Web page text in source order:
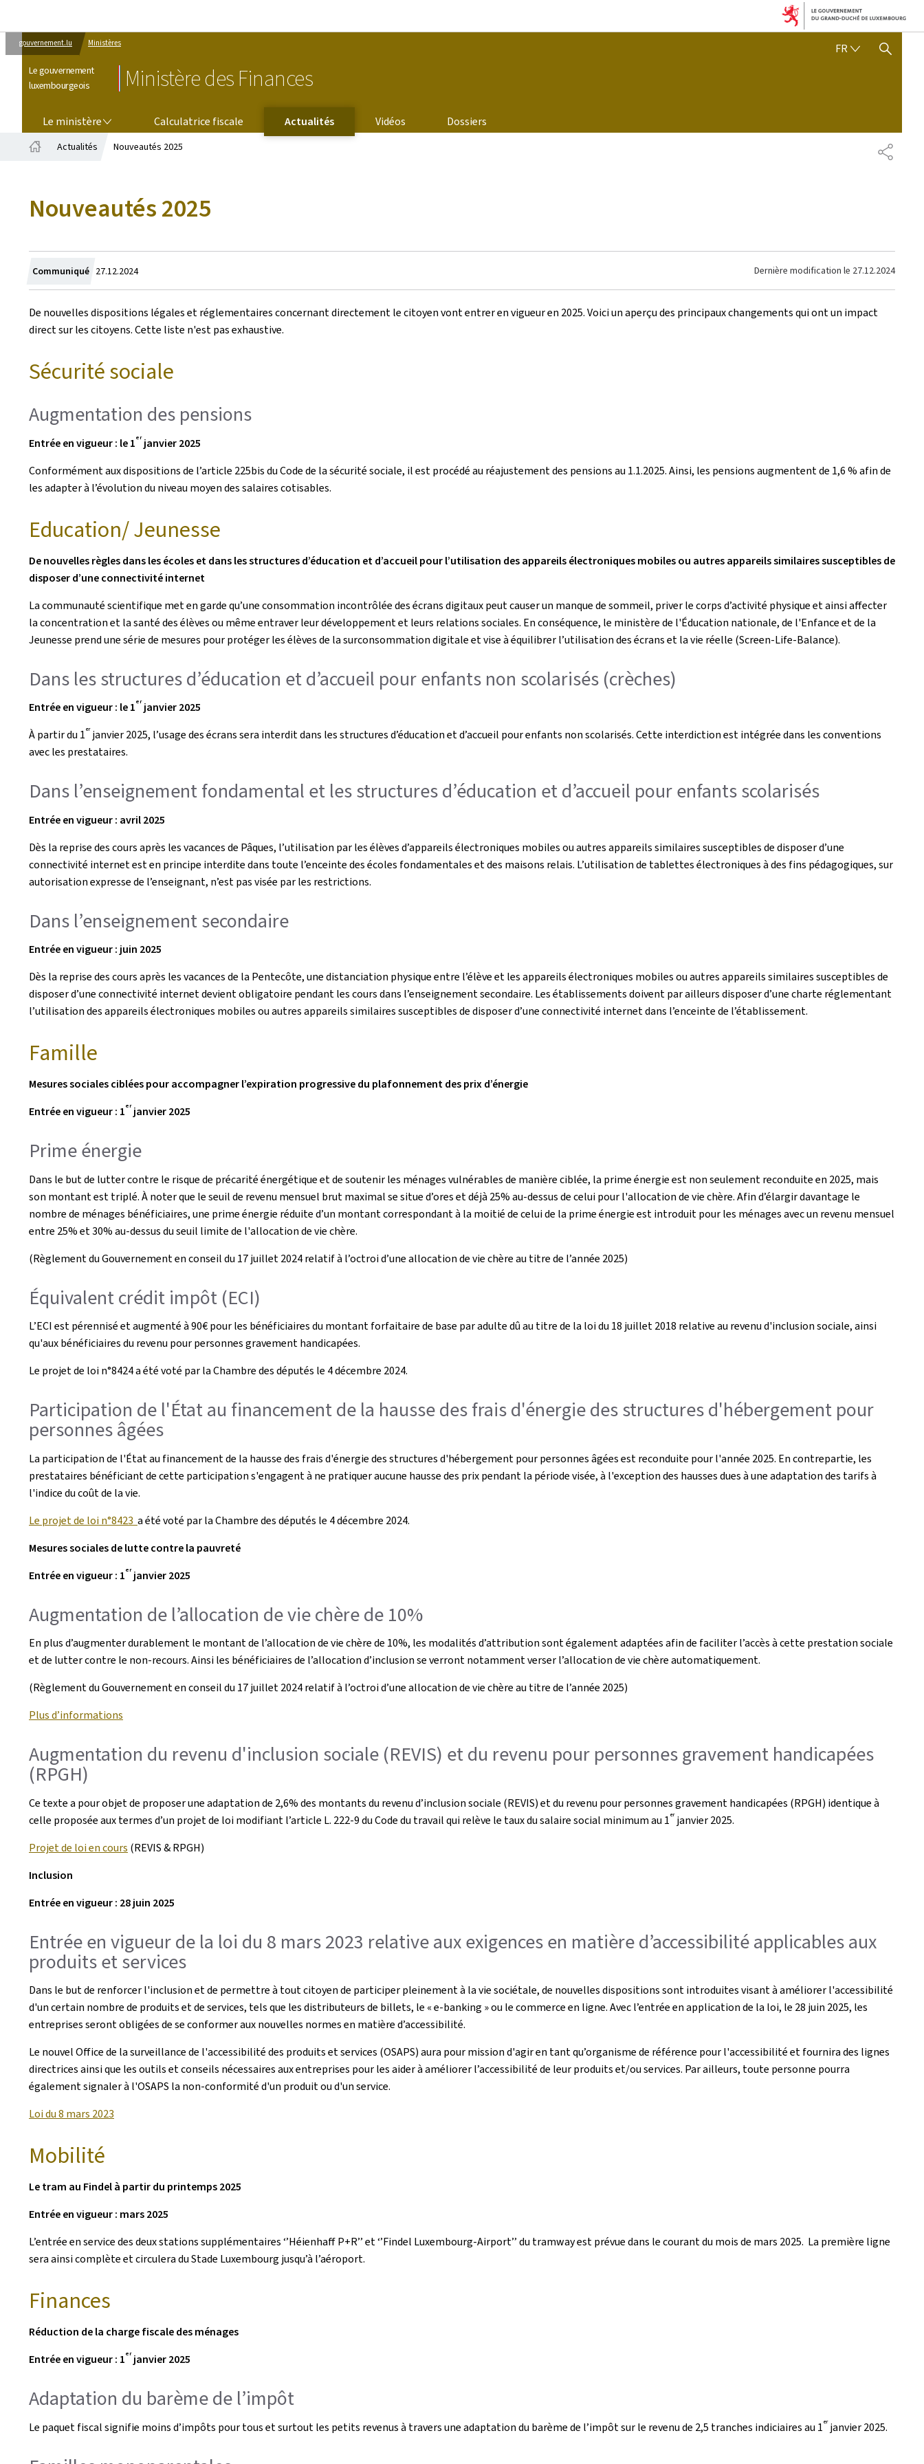
gouvernement.lu Ministères
Le gouvernement
luxembourgeois
Ministère des Finances
FRFRANÇAIS
AFFICHER / MASQUER
Le ministère Calculatrice fiscale Actualités Vidéos
Dossiers
Actualités Nouveautés 2025
Nouveautés 2025
Communiqué Crée
le
27.12.2024 Dernière modification le 27.12.2024
De nouvelles dispositions légales et réglementaires concernant directement le citoyen vont entrer en vigueur en 2025. Voici un aperçu des principaux changements qui ont un impact
direct sur les citoyens. Cette liste n'est pas exhaustive.
Sécurité sociale
Augmentation des pensions
Entrée en vigueur : le 1er janvier 2025
Conformément aux dispositions de l’article 225bis du Code de la sécurité sociale, il est procédé au réajustement des pensions au 1.1.2025. Ainsi, les pensions augmentent de 1,6 % afin de
les adapter à l’évolution du niveau moyen des salaires cotisables.
Education/ Jeunesse
De nouvelles règles dans les écoles et dans les structures d’éducation et d’accueil pour l’utilisation des appareils électroniques mobiles ou autres appareils similaires susceptibles de
disposer d’une connectivité internet
La communauté scientifique met en garde qu’une consommation incontrôlée des écrans digitaux peut causer un manque de sommeil, priver le corps d’activité physique et ainsi affecter
la concentration et la santé des élèves ou même entraver leur développement et leurs relations sociales. En conséquence, le ministère de l'Éducation nationale, de l'Enfance et de la
Jeunesse prend une série de mesures pour protéger les élèves de la surconsommation digitale et vise à équilibrer l’utilisation des écrans et la vie réelle (Screen-Life-Balance).
Dans les structures d’éducation et d’accueil pour enfants non scolarisés (crèches)
Entrée en vigueur : le 1er janvier 2025
À partir du 1er janvier 2025, l’usage des écrans sera interditdans les structures d’éducation et d’accueil pour enfants non scolarisés. Cette interdiction est intégrée dans les conventions
avec les prestataires.
Dans l’enseignement fondamental et les structures d’éducation et d’accueil pour enfants scolarisés
Entrée en vigueur : avril 2025
Dès la reprise des cours après les vacances de Pâques, l’utilisation par les élèves d’appareils électroniques mobiles ou autres appareils similaires susceptibles de disposer d’une
connectivité internet est en principe interdite dans toute l’enceinte des écoles fondamentales et des maisons relais. L’utilisation de tablettes électroniques à des fins pédagogiques, sur
autorisation expresse de l’enseignant, n’est pas visée par les restrictions.
Dans l’enseignement secondaire
Entrée en vigueur : juin 2025
Dès la reprise des cours après les vacances de la Pentecôte, une distanciation physique entre l’élève et les appareils électroniques mobiles ou autres appareils similaires susceptibles de
disposer d’une connectivité internet devient obligatoire pendant les cours dans l’enseignement secondaire. Les établissements doivent par ailleurs disposer d’une charte réglementant
l’utilisation des appareils électroniques mobiles ou autres appareils similaires susceptibles de disposer d’une connectivité internet dans l’enceinte de l’établissement.
Famille
Mesures sociales ciblées pour accompagner l’expiration progressive du plafonnement des prix d’énergie
Entrée en vigueur : 1er janvier 2025
Prime énergie
Dans le but de lutter contre le risque de précarité énergétique et de soutenir les ménages vulnérables de manière ciblée, la prime énergie est non seulement reconduite en 2025, mais
son montant est triplé. À noter que le seuil de revenu mensuel brut maximal se situe d’ores et déjà 25% au-dessus de celui pour l'allocation de vie chère. Afin d’élargir davantage le
nombre de ménages bénéficiaires, une prime énergie réduite d’un montant correspondant à la moitié de celui de la prime énergie est introduit pour les ménages avec un revenu mensuel
entre 25% et 30% au-dessus du seuil limite de l'allocation de vie chère.
(Règlement du Gouvernement en conseil du 17 juillet 2024 relatif à l’octroi d’une allocation de vie chère au titre de l’année 2025)
Équivalent crédit impôt (ECI)
L’ECI est pérennisé et augmenté à 90€ pour les bénéficiaires du montant forfaitaire de base par adulte dû au titre de la loi du 18 juillet 2018 relative au revenu d'inclusion sociale, ainsi
qu'aux bénéficiaires du revenu pour personnes gravement handicapées.
Le projet de loi n°8424 a été voté par la Chambre des députés le 4 décembre 2024.
Participation de l'État au financement de la hausse des frais d'énergie des structures d'hébergement pour
personnes âgées
La participation de l'État au financement de la hausse des frais d'énergie des structures d'hébergement pour personnes âgées est reconduite pour l'année 2025. En contrepartie, les
prestataires bénéficiant de cette participation s'engagent à ne pratiquer aucune hausse des prix pendant la période visée, à l'exception des hausses dues à une adaptation des tarifs à
l'indice du coût de la vie.
Le projet de loi n°8423 a été voté par la Chambre des députés le 4 décembre 2024.
Mesures sociales de lutte contre la pauvreté
Entrée en vigueur : 1er janvier 2025
Augmentation de l’allocation de vie chère de 10%
En plus d’augmenter durablement le montant de l’allocation de vie chère de 10%, les modalités d’attribution sont également adaptées afin de faciliter l’accès à cette prestation sociale
et de lutter contre le non-recours. Ainsi les bénéficiaires de l’allocation d’inclusion se verront notamment verser l’allocation de vie chère automatiquement.
(Règlement du Gouvernement en conseil du 17 juillet 2024 relatif à l’octroi d’une allocation de vie chère au titre de l’année 2025)
Plus d’informations
Augmentation du revenu d'inclusion sociale (REVIS) et du revenu pour personnes gravement handicapées
(RPGH)
Ce texte a pour objet de proposer une adaptation de 2,6% des montants du revenu d’inclusion sociale (REVIS) et du revenu pour personnes gravement handicapées (RPGH) identique à
celle proposée aux termes d’un projet de loi modifiant l’article L. 222-9 du Code du travail qui relève le taux du salaire social minimum au 1er janvier 2025.
Projet de loi en cours (REVIS & RPGH)
Inclusion
Entrée en vigueur : 28 juin 2025
Entrée en vigueur de la loi du 8 mars 2023 relative aux exigences en matière d’accessibilité applicables aux
produits et services
Dans le but de renforcer l'inclusion et de permettre à tout citoyen de participer pleinement à la vie sociétale, de nouvelles dispositions sont introduites visant à améliorer l'accessibilité
d'un certain nombre de produits et de services, tels que les distributeurs de billets, le « e-banking » ou le commerce en ligne. Avec l’entrée en application de la loi, le 28 juin 2025, les
entreprises seront obligées de se conformer aux nouvelles normes en matière d’accessibilité.
Le nouvel Office de la surveillance de l'accessibilité des produits et services (OSAPS) aura pour mission d'agir en tant qu’organisme de référence pour l'accessibilité et fournira des lignes
directrices ainsi que les outils et conseils nécessaires aux entreprises pour les aider à améliorer l’accessibilité de leur produits et/ou services. Par ailleurs, toute personne pourra
également signaler à l'OSAPS la non-conformité d'un produit ou d'un service.
Loi du 8 mars 2023
Mobilité
Le tram au Findel à partir du printemps 2025
Entrée en vigueur : mars 2025
L’entrée en service des deux stations supplémentaires ‘’Héienhaff P+R’’ et ‘’Findel Luxembourg-Airport’’ du tramway est prévue dans le courant du mois de mars 2025. La première ligne
sera ainsi complète et circulera du Stade Luxembourg jusqu’à l’aéroport.
Finances
Réduction de la charge fiscale des ménages
Entrée en vigueur : 1er janvier 2025
Adaptation du barème de l’impôt
Le paquet fiscal signifie moins d’impôts pour tous et surtout les petits revenus à travers une adaptation du barème de l’impôt sur le revenu de 2,5 tranches indiciaires au 1er janvier 2025.